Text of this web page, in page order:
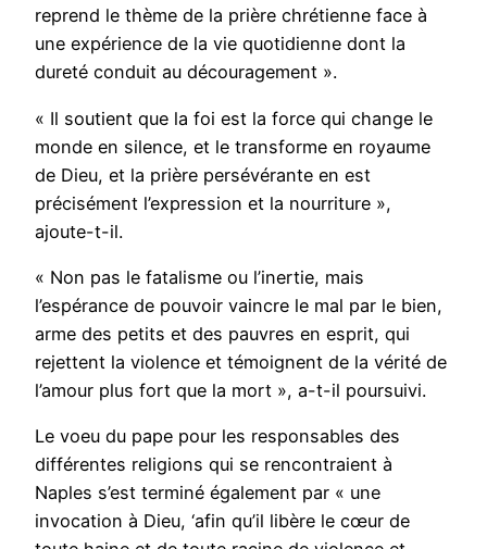
reprend le thème de la prière chrétienne face à
une expérience de la vie quotidienne dont la
dureté conduit au découragement ».
« Il soutient que la foi est la force qui change le
monde en silence, et le transforme en royaume
de Dieu, et la prière persévérante en est
précisément l’expression et la nourriture »,
ajoute-t-il.
« Non pas le fatalisme ou l’inertie, mais
l’espérance de pouvoir vaincre le mal par le bien,
arme des petits et des pauvres en esprit, qui
rejettent la violence et témoignent de la vérité de
l’amour plus fort que la mort », a-t-il poursuivi.
Le voeu du pape pour les responsables des
différentes religions qui se rencontraient à
Naples s’est terminé également par « une
invocation à Dieu, ‘afin qu’il libère le cœur de